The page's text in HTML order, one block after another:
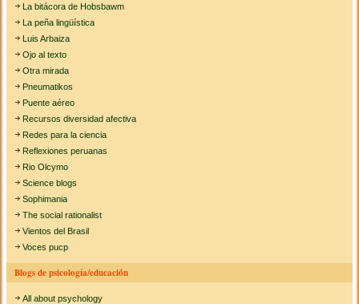
La bitácora de Hobsbawm
La peña lingüística
Luis Arbaiza
Ojo al texto
Otra mirada
Pneumatikos
Puente aéreo
Recursos diversidad afectiva
Redes para la ciencia
Reflexiones peruanas
Rio Olcymo
Science blogs
Sophimania
The social rationalist
Vientos del Brasil
Voces pucp
Blogs de psicología/educación
All about psychology